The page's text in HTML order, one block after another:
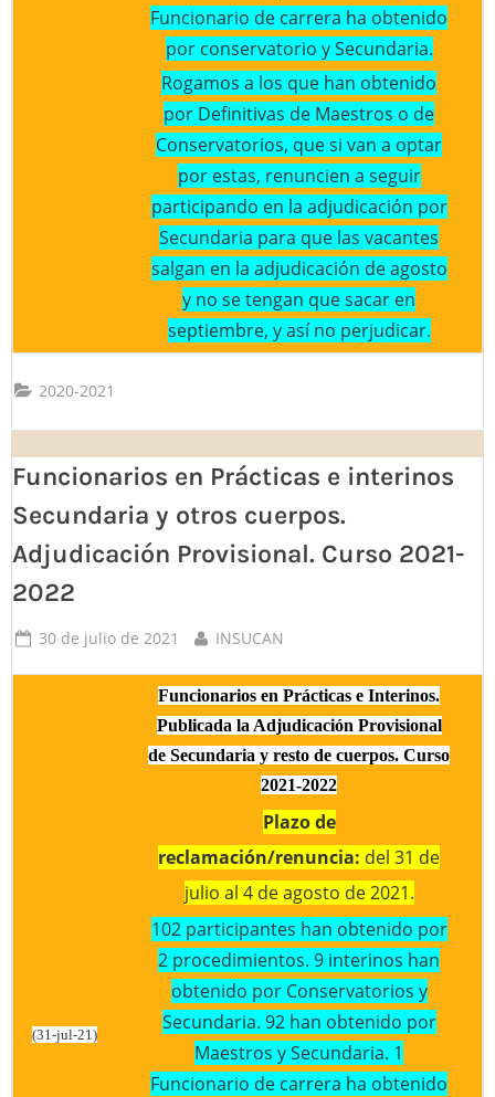
Funcionario de carrera ha obtenido
por conservatorio y Secundaria.
Rogamos a los que han obtenido
por Definitivas de Maestros o de
Conservatorios, que si van a optar
por estas, renuncien a seguir
participando en la adjudicación por
Secundaria para que las vacantes
salgan en la adjudicación de agosto
y no se tengan que sacar en
septiembre, y así no perjudicar.
2020-2021
Funcionarios en Prácticas e interinos
Secundaria y otros cuerpos.
Adjudicación Provisional. Curso 2021-
2022
Posted
30 de julio de 2021 By
INSUCAN
(31-jul-21)
Funcionarios en Prácticas e Interinos.
Publicada la Adjudicación Provisional
de Secundaria y resto de cuerpos. Curso
2021-2022
Plazo de
reclamación/renuncia: del 31 de
julio al 4 de agosto de 2021.
102 participantes han obtenido por
2 procedimientos. 9 interinos han
obtenido por Conservatorios y
Secundaria. 92 han obtenido por
Maestros y Secundaria. 1
Funcionario de carrera ha obtenido